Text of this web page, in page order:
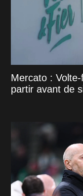
Mercato :
partir avant de